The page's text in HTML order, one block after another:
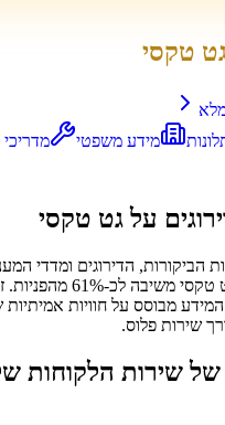
טקסי
מידע משפטי מדריכי
עלגט טקסי
הביקורות, הדירוגים ומדדי
הנתונים שלנו גט
כל המידע מבוסס על חוויות
שירות פלוס.
של שירות הלקוחות